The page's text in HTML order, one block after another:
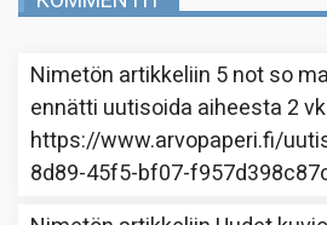
Nimetön artikkeliin 5 not so
ennätti uutisoida aiheesta 2
https://www.arvopaperi.fi/
8d89-45f5-bf07-